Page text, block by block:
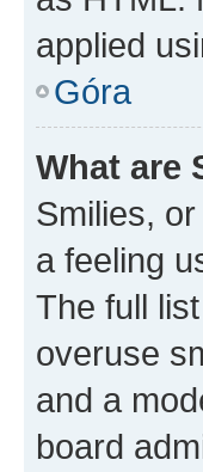
applied
Góra
What are
Smilies,
a feeling
The full
overuse
and a
board